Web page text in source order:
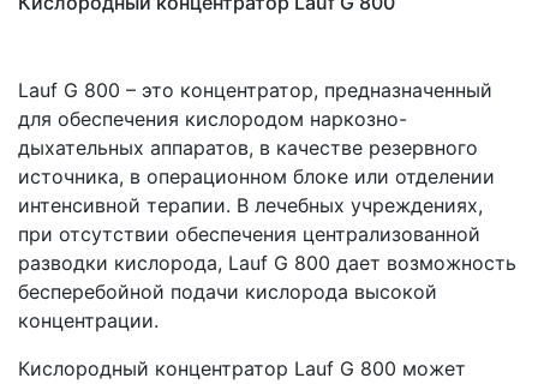
Lauf G 800 – это концентратор, предназначенный
для обеспечения кислородом наркозно-
дыхательных аппаратов, в качестве резервного
источника, в операционном блоке или отделении
интенсивной терапии. В лечебных учреждениях,
при отсутствии обеспечения централизованной
разводки кислорода, Lauf G 800 дает возможность
бесперебойной подачи кислорода высокой
концентрации.
Кислородный концентратор Lauf G 800 может